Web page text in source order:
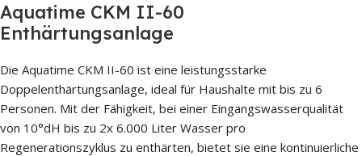
Aquatime CKM II-60
Enthärtungsanlage
Die Aquatime CKM II-60 ist eine leistungsstarke
Doppelenthärtungsanlage, ideal für Haushalte mit bis zu 6
Personen. Mit der Fähigkeit, bei einer Eingangswasserqualität
von 10°dH bis zu 2x 6.000 Liter Wasser pro
Regenerationszyklus zu enthärten, bietet sie eine kontinuierliche